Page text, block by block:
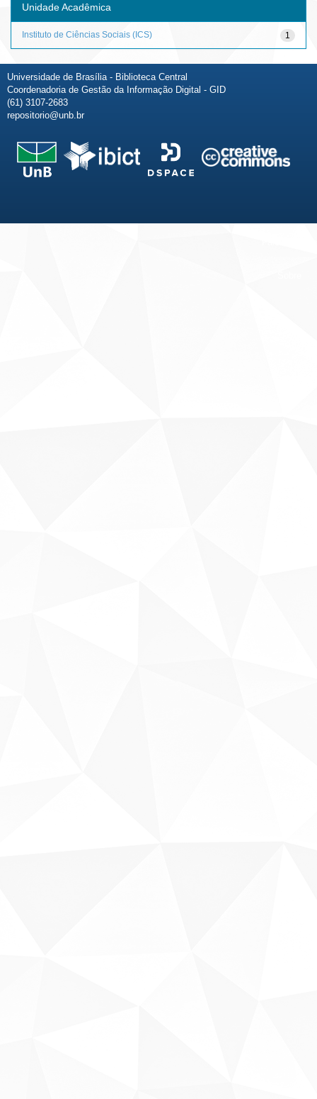
Unidade Acadêmica
1
Instituto de Ciências Sociais (ICS)
Universidade de Brasília - Biblioteca Central
Coordenadoria de Gestão da Informação Digital - GID
(61) 3107-2683
repositorio@unb.br